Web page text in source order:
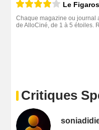
Le
Chaque magazine ou journal
de AlloCiné, de 1 à 5 étoiles.
Critiques